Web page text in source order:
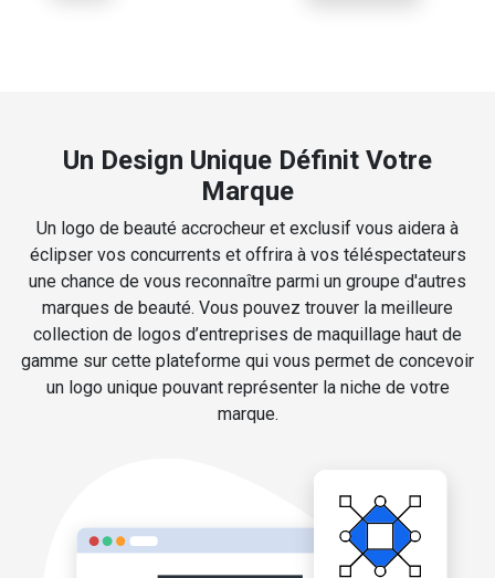
Un Design Unique Définit Votre
Marque
Un logo de beauté accrocheur et exclusif vous aidera à
éclipser vos concurrents et offrira à vos téléspectateurs
une chance de vous reconnaître parmi un groupe d'autres
marques de beauté. Vous pouvez trouver la meilleure
collection de logos d’entreprises de maquillage haut de
gamme sur cette plateforme qui vous permet de concevoir
un logo unique pouvant représenter la niche de votre
marque.